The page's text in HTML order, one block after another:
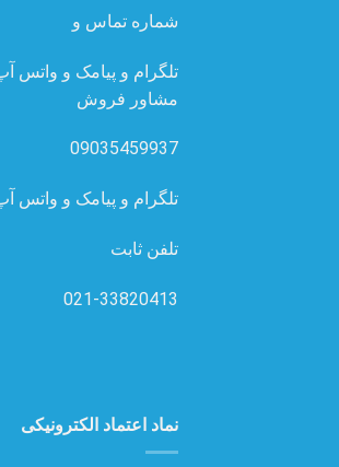
شماره تماس و
تلگرام و پیامک و واتس
مشاور فروش
09035459937
تلگرام و پیامک و واتس
تلفن ثابت
021-33820413
نماد اعتماد الکترونیکی